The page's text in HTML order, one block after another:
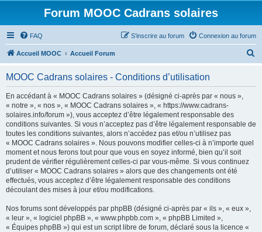
Forum MOOC Cadrans solaires
FAQ Connexion au forum
S’inscrire au forum
Accueil MOOC Accueil Forum
MOOC Cadrans solaires - Conditions d’utilisation
En accédant à « MOOC Cadrans solaires » (désigné ci-après par « nous »,
« notre », « nos », « MOOC Cadrans solaires », « https://www.cadrans-
solaires.info/forum »), vous acceptez d’être légalement responsable des
conditions suivantes. Si vous n’acceptez pas d’être légalement responsable de
toutes les conditions suivantes, alors n’accédez pas et/ou n’utilisez pas
« MOOC Cadrans solaires ». Nous pouvons modifier celles-ci à n’importe quel
moment et nous ferons tout pour que vous en soyez informé, bien qu’il soit
prudent de vérifier régulièrement celles-ci par vous-même. Si vous continuez
d’utiliser « MOOC Cadrans solaires » alors que des changements ont été
effectués, vous acceptez d’être légalement responsable des conditions
découlant des mises à jour et/ou modifications.
Nos forums sont développés par phpBB (désigné ci-après par « ils », « eux »,
« leur », « logiciel phpBB », « www.phpbb.com », « phpBB Limited »,
« Équipes phpBB ») qui est un script libre de forum, déclaré sous la licence «